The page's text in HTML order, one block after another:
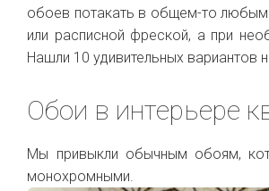
обоев потакать в общем-то любым
или расписной фреской, а при
Нашли 10 удивительных вариантов
Обои в интерьере
Мы привыкли обычным обоям,
монохромными.